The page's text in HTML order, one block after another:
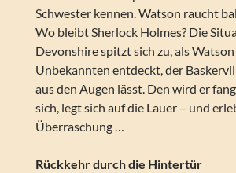
Schwester kennen. Watson raucht
Wo bleibt Sherlock Holmes? Die
Devonshire spitzt sich zu, als
Unbekannten entdeckt, der
aus den Augen lässt. Den wird er
sich, legt sich auf die Lauer – und
Überraschung …
Rückkehr durch die Hintertür